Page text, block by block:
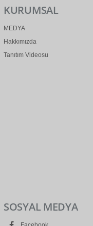
KURUMSAL
MEDYA
Hakkımızda
Tanıtım Videosu
SOSYAL MEDYA